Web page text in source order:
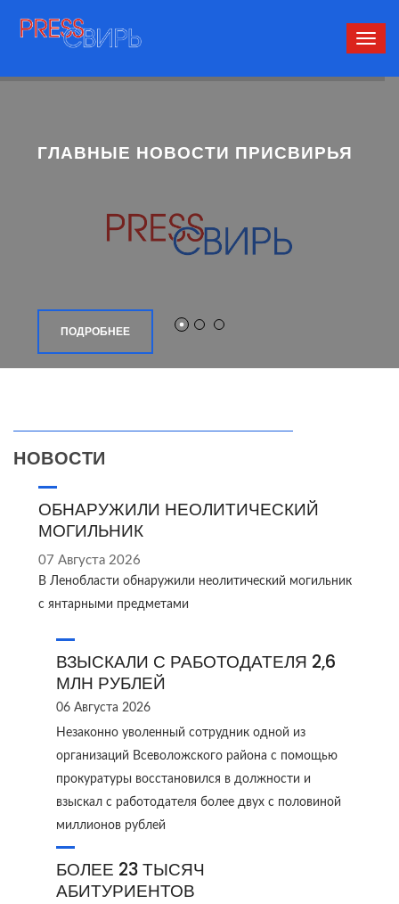
ГЛАВНЫЕ НОВОСТИ ПРИСВИРЬЯ
ПОДРОБНЕЕ
НОВОСТИ
ОБНАРУЖИЛИ НЕОЛИТИЧЕСКИЙ
МОГИЛЬНИК
07 Августа 2026
В Ленобласти обнаружили неолитический могильник
с янтарными предметами
ВЗЫСКАЛИ С РАБОТОДАТЕЛЯ 2,6
МЛН РУБЛЕЙ
06 Августа 2026
Незаконно уволенный сотрудник одной из
организаций Всеволожского района с помощью
прокуратуры восстановился в должности и
взыскал с работодателя более двух с половиной
миллионов рублей
БОЛЕЕ 23 ТЫСЯЧ
АБИТУРИЕНТОВ